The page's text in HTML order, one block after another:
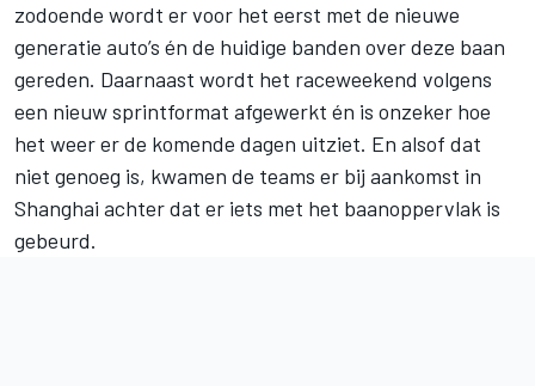
zodoende wordt er voor het eerst met de nieuwe
generatie auto’s én de huidige banden over deze baan
gereden. Daarnaast wordt het raceweekend volgens
een nieuw sprintformat afgewerkt én is onzeker hoe
het weer er de komende dagen uitziet. En alsof dat
niet genoeg is, kwamen de teams er bij aankomst in
Shanghai achter dat er iets met het baanoppervlak is
gebeurd.